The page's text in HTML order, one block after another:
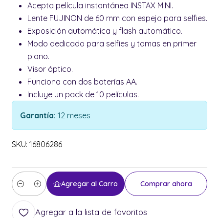
Acepta película instantánea INSTAX MINI.
Lente FUJINON de 60 mm con espejo para selfies.
Exposición automática y flash automático.
Modo dedicado para selfies y tomas en primer
plano.
Visor óptico.
Funciona con dos baterías AA.
Incluye un pack de 10 películas.
Garantía: 12 meses
SKU: 16806286
Cantidad
Agregar al Carro Comprar ahora
Agregar a la lista de favoritos